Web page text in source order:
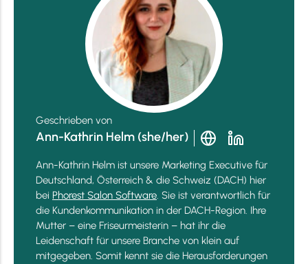
Geschrieben von
Ann-Kathrin Helm (she/her)
Ann-Kathrin Helm ist unsere Marketing Executive für
Deutschland, Österreich & die Schweiz (DACH) hier
bei Phorest Salon Software. Sie ist verantwortlich für
die Kundenkommunikation in der DACH-Region. Ihre
Mutter – eine Friseurmeisterin – hat ihr die
Leidenschaft für unsere Branche von klein auf
mitgegeben. Somit kennt sie die Herausforderungen